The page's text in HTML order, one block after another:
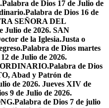
Palabra de Dios 17 de Julio de
Palabra de Dios 16 de
SEÑORA DEL
Julio de 2026. SAN
de la Iglesia.Justa o
Palabra de Dios martes
de Julio de 2026.
Palabra de Dios
Abad y Patrón de
de 2026. Jueves XIV de
9 de Julio de 2026.
Palabra de Dios 7 de julio